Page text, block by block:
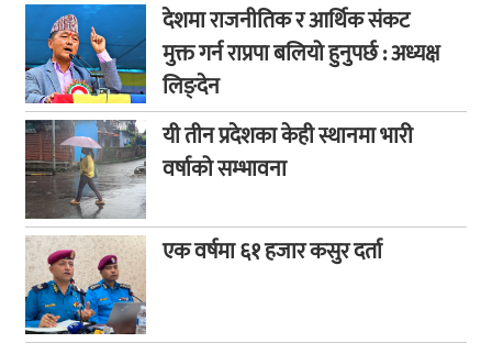
देशमा राजनीतिक र आर्थिक संकट
मुक्त गर्न राप्रपा बलियो हुनुपर्छ : अध्यक्ष
लिङ्देन
यी तीन प्रदेशका केही स्थानमा भारी
वर्षाको सम्भावना
एक वर्षमा ६१ हजार कसुर दर्ता